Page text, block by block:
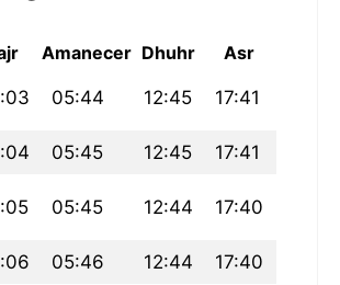
Amanecer Dhuhr Asr
05:44 12:45 17:41
05:45 12:45 17:41
05:45 12:44 17:40
05:46 12:44 17:40